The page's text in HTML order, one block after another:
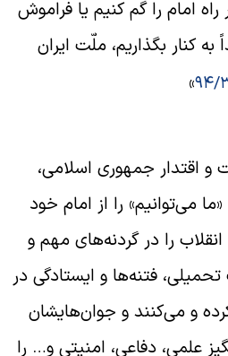
امام را گم کنیم یا فراموش
کنار بگذاریم، ملّت ایران
»
اقتدار جمهوری اسلامی،
را از امام خود
را در گردنه‌های مهم و
فتنه‌ها و ایستادگی در
و می‌کنند و جوان‌هایشان
دفاعی، امنیتی و… را